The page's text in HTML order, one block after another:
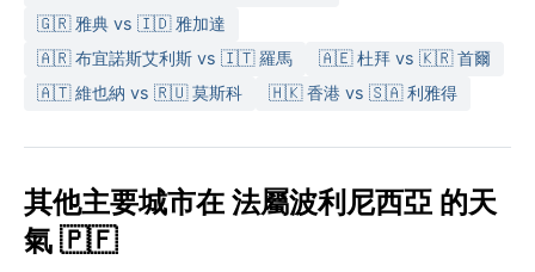
🇬🇷 雅典 vs 🇮🇩 雅加達
🇦🇷 布宜諾斯艾利斯 vs 🇮🇹 羅馬
🇦🇪 杜拜 vs 🇰🇷 首爾
🇦🇹 維也納 vs 🇷🇺 莫斯科
🇭🇰 香港 vs 🇸🇦 利雅得
其他主要城市在 法屬波利尼西亞 的天
氣 🇵🇫